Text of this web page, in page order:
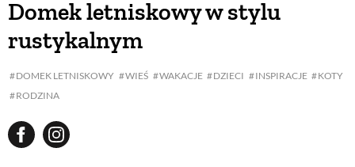
Domek letniskowy w stylu
rustykalnym
DOMEK LETNISKOWY WIEŚ WAKACJE DZIECI INSPIRACJE
KOTY
RODZINA
BUDUJEMY DOM